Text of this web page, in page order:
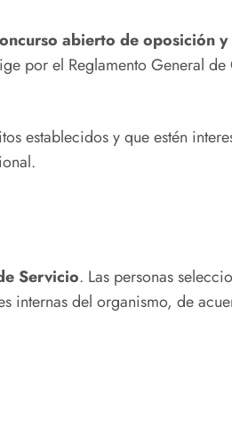
abierto de oposición
por el Reglamento General
establecidos y que estén
Servicio. Las personas
del organismo, de